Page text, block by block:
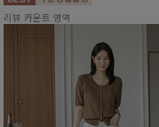
리뷰 카운트 영역